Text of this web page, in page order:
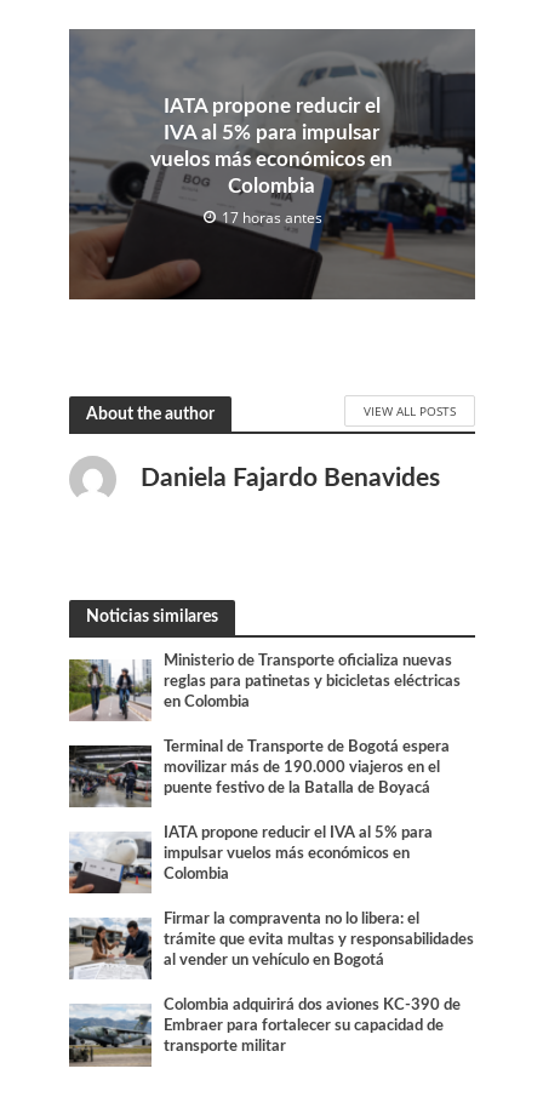
IATA propone reducir el
IVA al 5% para impulsar
vuelos más económicos en
Colombia
17 horas antes
About the author VIEW ALL POSTS
Daniela Fajardo Benavides
Noticias similares
Ministerio de Transporte oficializa nuevas
reglas para patinetas y bicicletas eléctricas
en Colombia
Terminal de Transporte de Bogotá espera
movilizar más de 190.000 viajeros en el
puente festivo de la Batalla de Boyacá
IATA propone reducir el IVA al 5% para
impulsar vuelos más económicos en
Colombia
Firmar la compraventa no lo libera: el
trámite que evita multas y responsabilidades
al vender un vehículo en Bogotá
Colombia adquirirá dos aviones KC-390 de
Embraer para fortalecer su capacidad de
transporte militar